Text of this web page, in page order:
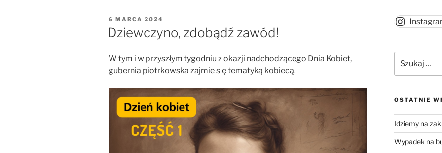
OPUBLIKOWANE
W
6 MARCA 2024
Dziewczyno, zdobądź zawód!
W tym i w przyszłym tygodniu z okazji nadchodzącego Dnia Kobiet,
gubernia piotrkowska zajmie się tematyką kobiecą.
OSTATNIE
Idziemy na
Wypadek na